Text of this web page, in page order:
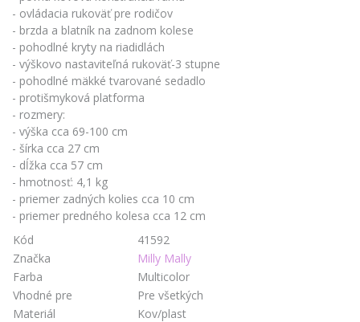
- ovládacia rukoväť pre rodičov
- brzda a blatník na zadnom kolese
- pohodlné kryty na riadidlách
- výškovo nastaviteľná rukoväť-3 stupne
- pohodlné mäkké tvarované sedadlo
- protišmyková platforma
- rozmery:
- výška cca 69-100 cm
- šírka cca 27 cm
- dĺžka cca 57 cm
- hmotnosť: 4,1 kg
- priemer zadných kolies cca 10 cm
- priemer predného kolesa cca 12 cm
Kód
41592
Značka
Milly Mally
Farba
Multicolor
Vhodné pre
Pre všetkých
Materiál
Kov/plast